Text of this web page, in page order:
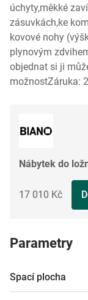
úchyty,měkké
zásuvkách,ke
kovové nohy
plynovým
objednat si ji
možnostZáruka:
Nábytek do
17 010 Kč
Parametry
Spací plocha